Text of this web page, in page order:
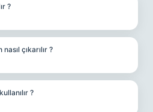
?
çıkarılır ?
?